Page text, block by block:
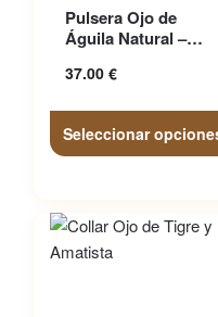
Pulsera Ojo de
Águila Natural –
Resistente
37.00 €
Seleccionar
múltiples variantes. Las
opciones se pueden
en la página de producto